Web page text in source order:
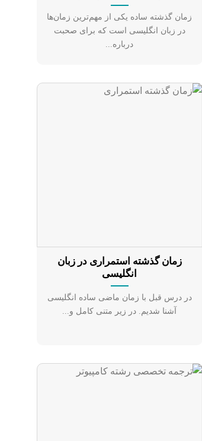
زمان گذشته ساده یکی از مهم‌ترین زمان‌ها
در زبان انگلیسی است که برای صحبت
درباره...
زمان گذشته استمراری در زبان
انگلیسی
در درس قبل با زمان ماضی ساده انگلیسی
آشنا شدیم. در زیر متنی کامل و...